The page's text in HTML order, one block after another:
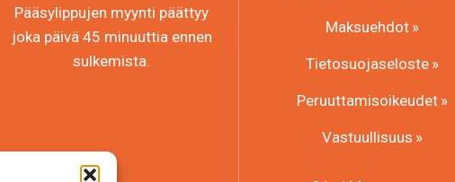
Pääsylippujen myynti päättyy
joka päivä 45 minuuttia ennen
sulkemista.
Maksuehdot
Tietosuojaseloste
Peruuttamisoikeudet
Vastuullisuus